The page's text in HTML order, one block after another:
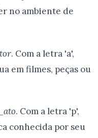
no ambiente de
. Com a letra 'a',
em filmes, peças ou
_ato. Com a letra 'p',
conhecida por seu